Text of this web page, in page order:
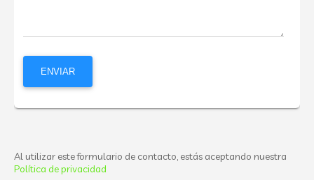
Al utilizar este formulario de contacto, estás aceptando nuestra
Política de privacidad